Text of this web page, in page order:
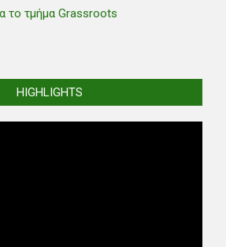
το τμήμα Grassroots
HIGHLIGHTS